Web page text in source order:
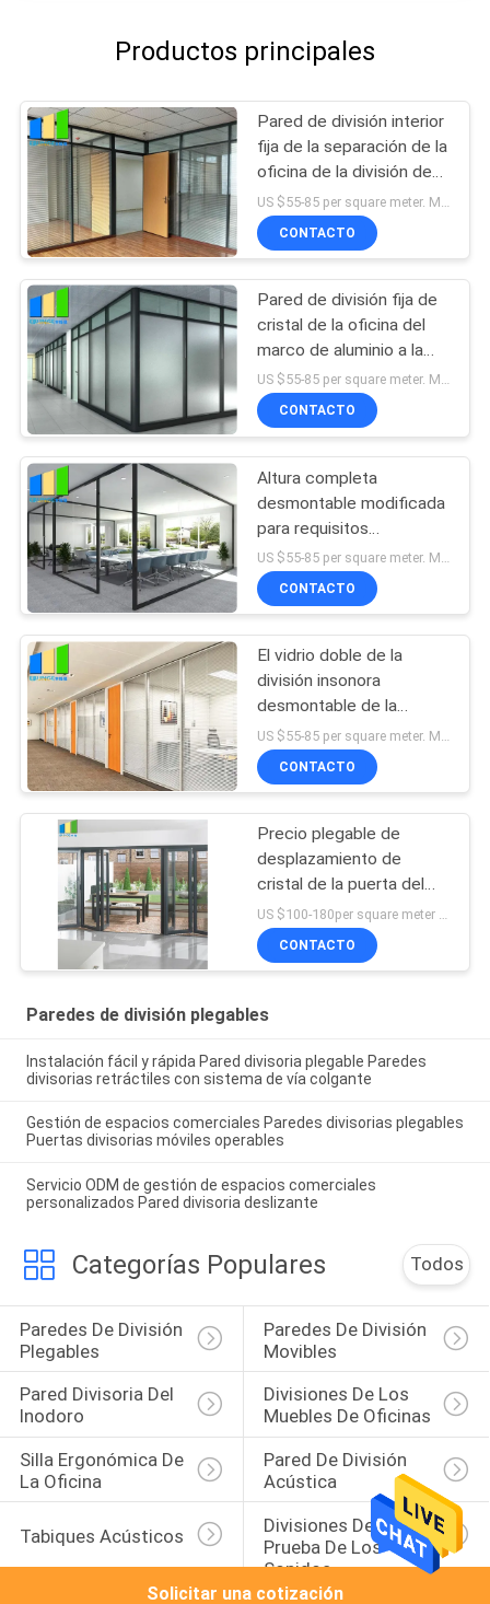
Productos principales
Pared de división interior
fija de la separación de la
oficina de la división de
cristal del marco de
aluminio
CONTACTO
Pared de división fija de
cristal de la oficina del
marco de aluminio a la
vista de la división para la
sala de reunión
US $55-85 per square meter. MOQ:Ningún MOQ, 1 metro cuadrado también de disponible.
CONTACTO
Altura completa
desmontable modificada
para requisitos
particulares de la división
de cristal del marco de
aluminio de la oficina
US $55-85 per square meter. MOQ:Ningún MOQ, 1 metro cuadrado también de disponible.
CONTACTO
El vidrio doble de la
división insonora
desmontable de la
oficina fijó las paredes
de división con el marco
de aluminio
US $55-85 per square meter. MOQ:Ningún MOQ, 1 metro cuadrado también de disponible.
CONTACTO
Precio plegable de
desplazamiento de
cristal de la puerta del
marco de aluminio
residencial y comercial
CONTACTO
Paredes de división plegables
Instalación fácil y rápida Pared divisoria plegable Paredes
divisorias retráctiles con sistema de vía colgante
Gestión de espacios comerciales Paredes divisorias plegables
Puertas divisorias móviles operables
Servicio ODM de gestión de espacios comerciales
personalizados Pared divisoria deslizante
Categorías Populares Todos
Paredes De División
Plegables
Paredes De División
Movibles
Pared Divisoria Del
Inodoro
Divisiones De Los
Muebles De Oficinas
Silla Ergonómica De
La Oficina
Pared De División
Acústica
Tabiques Acústicos
Divisiones De La
Prueba De Los
Sonidos
Solicitar una cotización